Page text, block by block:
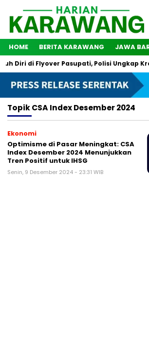
HOME BERITA KARAWANG JAWA
Diri di Flyover Pasupati, Polisi Ungkap
TopikCSA Index Desember 2024
Ekonomi
Optimisme di Pasar Meningkat: CSA
Index Desember 2024 Menunjukkan
Tren Positif untuk IHSG
Senin, 9 Desember 2024 - 23:31 WIB